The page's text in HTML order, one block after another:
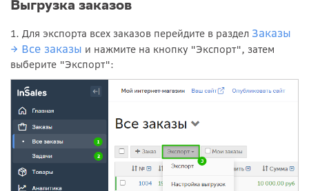
Выгрузка заказов
1. Для экспорта всех заказов перейдите в раздел Заказы
→ Все заказы и нажмите на кнопку "Экспорт", затем
выберите "Экспорт":